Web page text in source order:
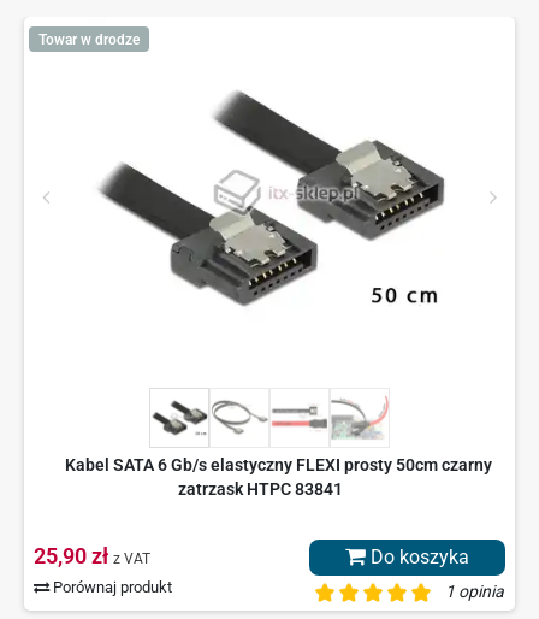
Towar w drodze
1 opinia
Kabel SATA 6 Gb/s elastyczny FLEXI prosty 50cm czarny
zatrzask HTPC 83841
25,90 zł z VAT
Porównaj produkt
Do koszyka